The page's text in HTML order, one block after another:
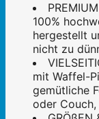
100%
hergestellt
nicht zu
mit Waffel-
gemütliche
oder Couch,